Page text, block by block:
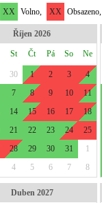
XX Volno, XX Obsazeno,
Říjen 2026
St Čt Pá So Ne
30 1 2 3
4
7 8 9 10
11
14 15 16 17
18
21 22 23 24
25
28 29 30 31
1
4 5 6 7 8
Duben 2027